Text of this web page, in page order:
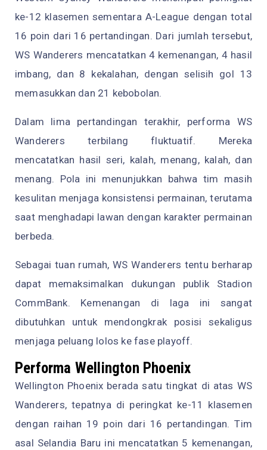
ke-12 klasemen sementara A-League dengan total
16 poin dari 16 pertandingan. Dari jumlah tersebut,
WS Wanderers mencatatkan 4 kemenangan, 4 hasil
imbang, dan 8 kekalahan, dengan selisih gol 13
memasukkan dan 21 kebobolan.
Dalam lima pertandingan terakhir, performa WS
Wanderers terbilang fluktuatif. Mereka
mencatatkan hasil seri, kalah, menang, kalah, dan
menang. Pola ini menunjukkan bahwa tim masih
kesulitan menjaga konsistensi permainan, terutama
saat menghadapi lawan dengan karakter permainan
berbeda.
Sebagai tuan rumah, WS Wanderers tentu berharap
dapat memaksimalkan dukungan publik Stadion
CommBank. Kemenangan di laga ini sangat
dibutuhkan untuk mendongkrak posisi sekaligus
menjaga peluang lolos ke fase playoff.
Performa Wellington Phoenix
Wellington Phoenix berada satu tingkat di atas WS
Wanderers, tepatnya di peringkat ke-11 klasemen
dengan raihan 19 poin dari 16 pertandingan. Tim
asal Selandia Baru ini mencatatkan 5 kemenangan,